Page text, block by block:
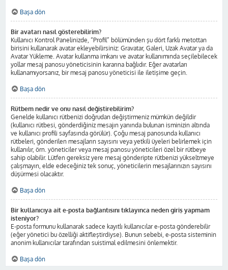
Başa dön
Bir avatarı nasıl gösterebilirim?
Kullanıcı Kontrol Panelinizde, “Profil” bölümünden şu dört farklı metottan
birisini kullanarak avatar ekleyebilirsiniz: Gravatar, Galeri, Uzak Avatar ya da
Avatar Yükleme. Avatar kullanma imkanı ve avatar kullanımında seçilebilecek
yollar mesaj panosu yöneticisinin kararına bağlıdır. Eğer avatarları
kullanamıyorsanız, bir mesaj panosu yöneticisi ile iletişime geçin.
Başa dön
Rütbem nedir ve onu nasıl değiştirebilirim?
Genelde kullanıcı rütbenizi doğrudan değiştirmeniz mümkün değildir
(kullanıcı rütbesi, gönderdiğiniz mesajın yanında bulunan isminizin altında
ve kullanıcı profili sayfasında görülür). Çoğu mesaj panosunda kullanıcı
rütbeleri, gönderilen mesajların sayısını veya yetkili üyeleri belirlemek için
kullanılır, örn. yöneticiler veya mesaj panosu yöneticileri özel bir rütbeye
sahip olabilir. Lütfen gereksiz yere mesaj gönderipte rütbenizi yükseltmeye
çalışmayın, elde edeceğiniz tek sonuç, yöneticilerin mesajlarınızın sayısını
düşürmesi olacaktır.
Başa dön
Bir kullanıcıya ait e-posta bağlantısını tıklayınca neden giriş yapmam
isteniyor?
E-posta formunu kullanarak sadece kayıtlı kullanıcılar e-posta gönderebilir
(eğer yönetici bu özelliği aktifleştirdiyse). Bunun sebebi, e-posta sisteminin
anonim kullanıcılar tarafından suistimal edilmesini önlemektir.
Başa dön